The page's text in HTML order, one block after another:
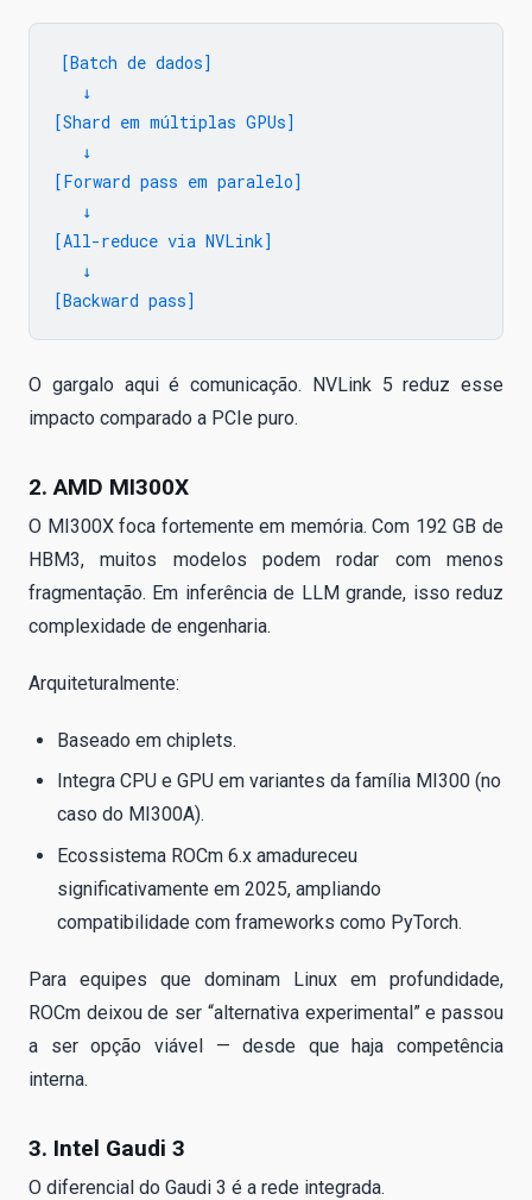
[Batch de dados]
   ↓
[Shard em múltiplas GPUs]
   ↓
[Forward pass em paralelo]
   ↓
[All-reduce via NVLink]
   ↓
O gargalo aqui é comunicação. NVLink 5 reduz esse
impacto comparado a PCIe puro.
2. AMD MI300X
O MI300X foca fortemente em memória. Com 192 GB de
HBM3, muitos modelos podem rodar com menos
fragmentação. Em inferência de LLM grande, isso reduz
complexidade de engenharia.
Arquiteturalmente:
Baseado em chiplets.
Integra CPU e GPU em variantes da família MI300 (no
caso do MI300A).
Ecossistema ROCm 6.x amadureceu
significativamente em 2025, ampliando
compatibilidade com frameworks como PyTorch.
Para equipes que dominam Linux em profundidade,
ROCm deixou de ser “alternativa experimental” e passou
a ser opção viável — desde que haja competência
interna.
3. Intel Gaudi 3
O diferencial do Gaudi 3 é a rede integrada.